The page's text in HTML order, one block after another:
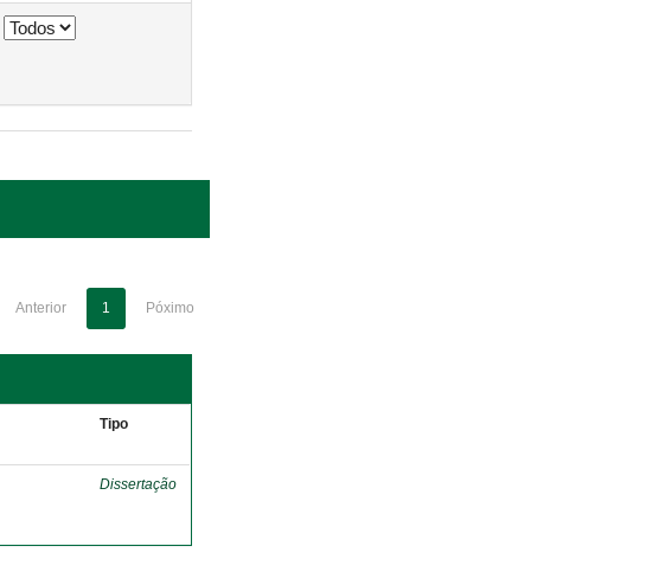
Anterior 1 Póximo
Tipo
Dissertação